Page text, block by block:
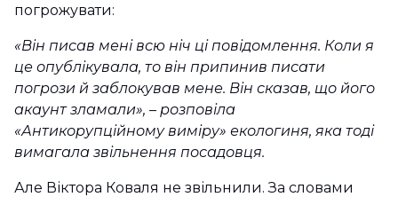
погрожувати:
«Він писав мені всю ніч ці повідомлення. Коли я
це опублікувала, то він припинив писати
погрози й заблокував мене. Він сказав, що його
акаунт зламали», – розповіла
«Антикорупційному виміру» екологиня, яка тоді
вимагала звільнення посадовця.
Але Віктора Коваля не звільнили. За словами